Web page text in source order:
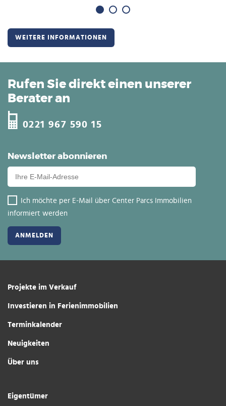
WEITERE INFORMATIONEN
Newsletter abonnieren
Ich möchte per E-Mail über Center Parcs Immobilien
informiert werden
Rufen Sie direkt einen unserer
Berater an
0221 967 590 15
Projekte im Verkauf
Investieren in Ferienimmobilien
Terminkalender
Neuigkeiten
Über uns
Eigentümer